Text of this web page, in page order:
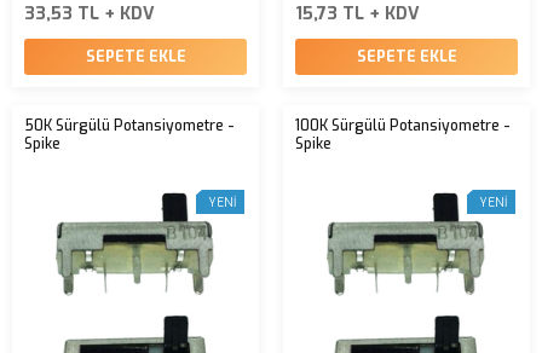
33,53 TL + KDV
SEPETE EKLE
15,73 TL + KDV
SEPETE EKLE
50K Sürgülü Potansiyometre -
Spike
YENI
100K Sürgülü Potansiyometre -
Spike
YENI